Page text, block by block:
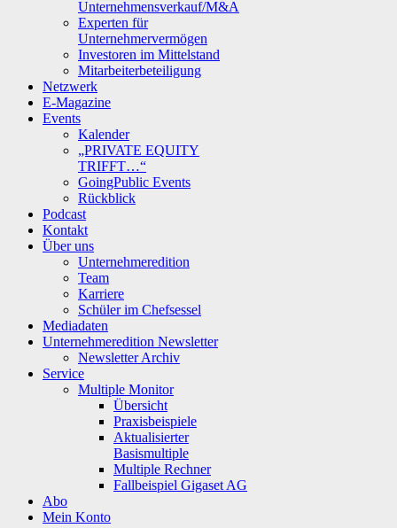
Unternehmensverkauf/M&A
Experten für
Unternehmervermögen
Investoren im Mittelstand
Mitarbeiterbeteiligung
Netzwerk
E-Magazine
Events
Kalender
„PRIVATE EQUITY
TRIFFT…“
GoingPublic Events
Rückblick
Podcast
Kontakt
Über uns
Unternehmeredition
Team
Karriere
Schüler im Chefsessel
Mediadaten
Unternehmeredition Newsletter
Newsletter Archiv
Service
Multiple Monitor
Übersicht
Praxisbeispiele
Aktualisierter
Basismultiple
Multiple Rechner
Fallbeispiel Gigaset AG
Abo
Mein Konto